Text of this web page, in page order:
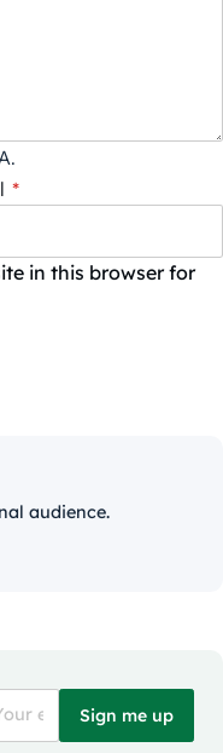
*
in this browser for
audience.
Sign me up